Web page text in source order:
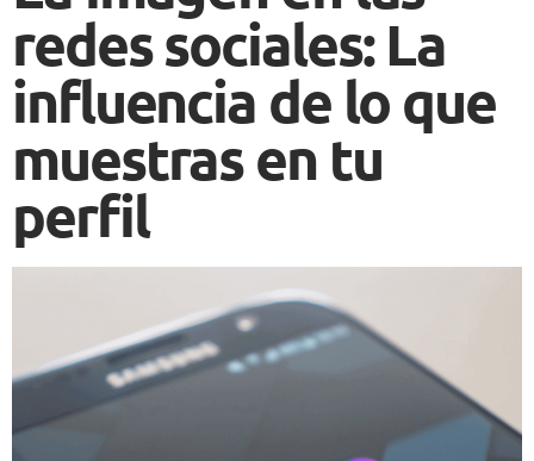
redes sociales: La
influencia de lo que
muestras en tu
perfil